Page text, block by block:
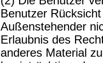
Benutzer
Außenstehender
Erlaubnis des
anderes Material